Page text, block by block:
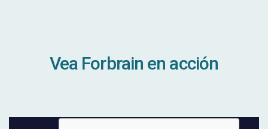
Vea Forbrain en acción